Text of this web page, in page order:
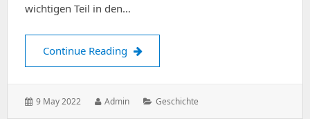
wichtigen Teil in den…
Continue Reading Toni Kroos – Warum wir ihn lieben
Posted
9 May 2022 Author:
Admin Categories:
Geschichte